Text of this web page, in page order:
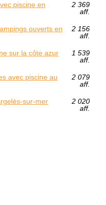
piscine en
2 369
aff.
ouverts en
2 156
aff.
sur la côte azur
1 539
aff.
avec piscine au
2 079
aff.
sur-mer
2 020
aff.